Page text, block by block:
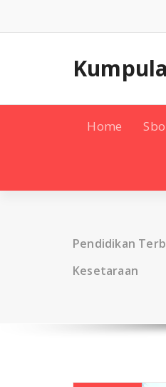
content
Home
Pendidikan
Kesetaraan